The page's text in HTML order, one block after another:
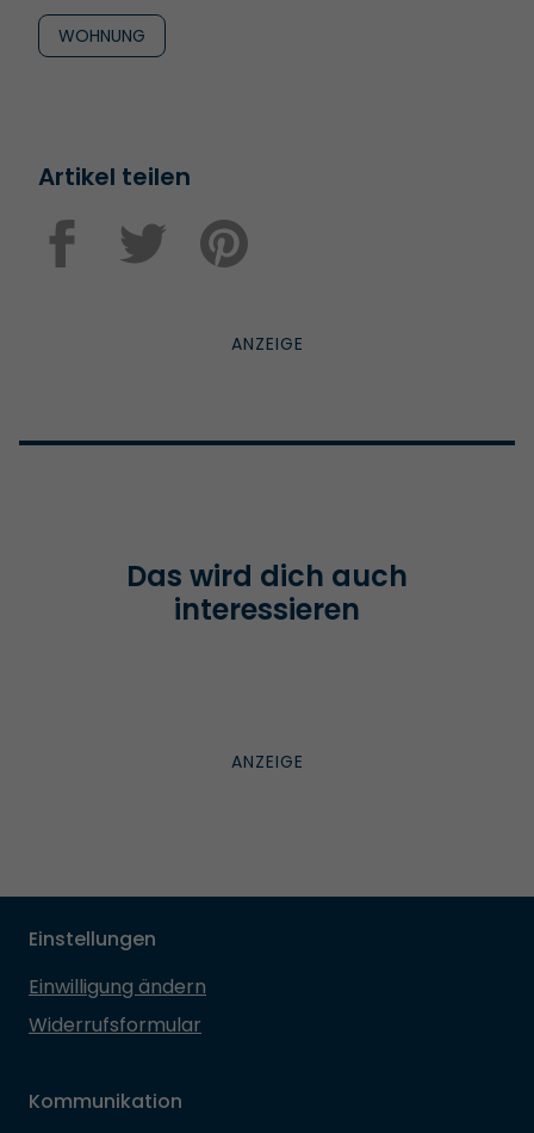
WOHNUNG
Artikel teilen
Das wird dich auch
interessieren
Einstellungen
Einwilligung ändern
Widerrufsformular
Kommunikation